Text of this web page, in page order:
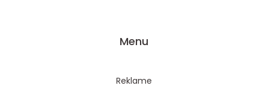
Menu
Reklame